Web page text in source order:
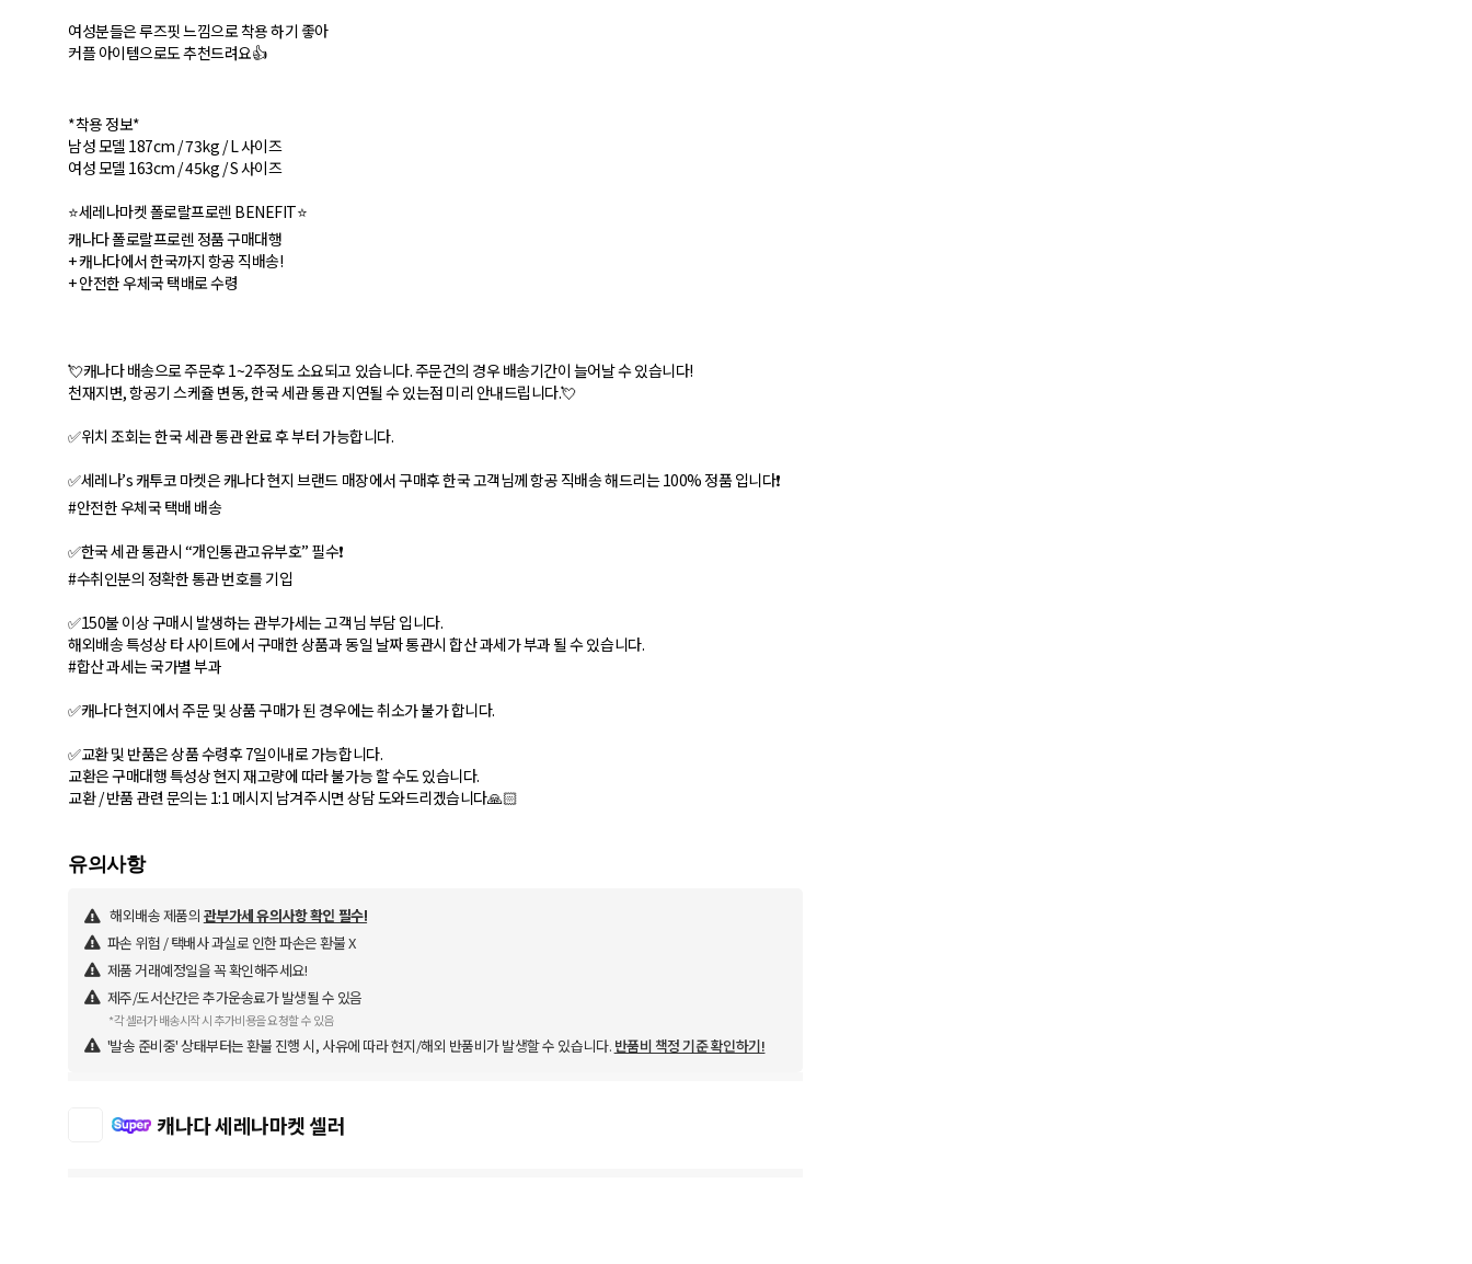
여성분들은 루즈핏 느낌으로 착용 하기 좋아
커플 아이템으로도 추천드려요👍
*착용 정보*
남성 모델 187cm / 73kg / L 사이즈
여성 모델 163cm / 45kg / S 사이즈
⭐세레나마켓 폴로랄프로렌 BENEFIT⭐
캐나다 폴로랄프로렌 정품 구매대행
+ 캐나다에서 한국까지 항공 직배송!
+ 안전한 우체국 택배로 수령
💘캐나다 배송으로 주문후 1~2주정도 소요되고 있습니다. 주문건의 경우 배송기간이 늘어날 수 있습니다!
천재지변, 항공기 스케쥴 변동, 한국 세관 통관 지연될 수 있는점 미리 안내드립니다.💘
✅위치 조회는 한국 세관 통관 완료 후 부터 가능합니다.
✅세레나’s 캐투코 마켓은 캐나다 현지 브랜드 매장에서 구매후 한국 고객님께 항공 직배송 해드리는 100% 정품 입니다❗
#안전한 우체국 택배 배송
✅한국 세관 통관시 “개인통관고유부호” 필수❗
#수취인분의 정확한 통관 번호를 기입
✅150불 이상 구매시 발생하는 관부가세는 고객님 부담 입니다.
해외배송 특성상 타 사이트에서 구매한 상품과 동일 날짜 통관시 합산 과세가 부과 될 수 있습니다.
#합산 과세는 국가별 부과
✅캐나다 현지에서 주문 및 상품 구매가 된 경우에는 취소가 불가 합니다.
✅교환 및 반품은 상품 수령후 7일이내로 가능합니다.
교환은 구매대행 특성상 현지 재고량에 따라 불가능 할 수도 있습니다.
교환 / 반품 관련 문의는 1:1 메시지 남겨주시면 상담 도와드리겠습니다🙏🏻
유의사항
해외배송 제품의 관부가세 유의사항 확인 필수!
파손 위험 / 택배사 과실로 인한 파손은 환불 X
제품 거래예정일을 꼭 확인해주세요!
제주/도서산간은 추가운송료가 발생될 수 있음
*각 셀러가 배송시작 시 추가비용을 요청할 수 있음
'발송 준비중' 상태부터는 환불 진행 시, 사유에 따라 현지/해외 반품비가 발생할 수 있습니다. 반품비 책정 기준 확인하기!
캐나다 세레나마켓 셀러